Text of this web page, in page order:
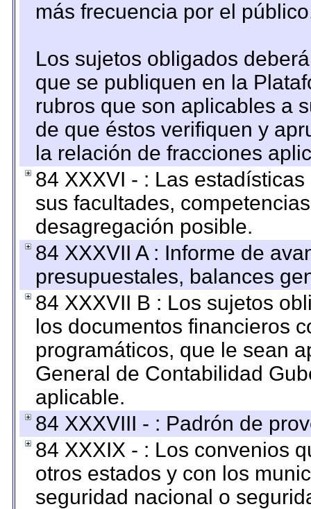
más frecuencia por el
Los sujetos obligados
que se publiquen en la
rubros que son aplicables a
de que éstos verifiquen y
la relación de fracciones
84 XXXVI - : Las
sus facultades,
desagregación posible.
84 XXXVII A : Informe de
presupuestales, balances
84 XXXVII B : Los sujetos
los documentos financieros
programáticos, que le sean
General de Contabilidad
aplicable.
84 XXXVIII - : Padrón de
84 XXXIX - : Los convenios
otros estados y con los
seguridad nacional o